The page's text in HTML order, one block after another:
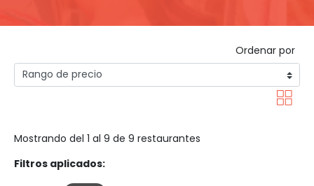
Ordenar por
Mostrando del 1 al 9 de 9 restaurantes
Filtros aplicados: